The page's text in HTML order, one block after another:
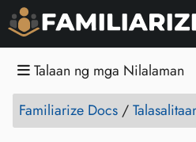
Talaan ng mga Nilalaman
Familiarize Docs /